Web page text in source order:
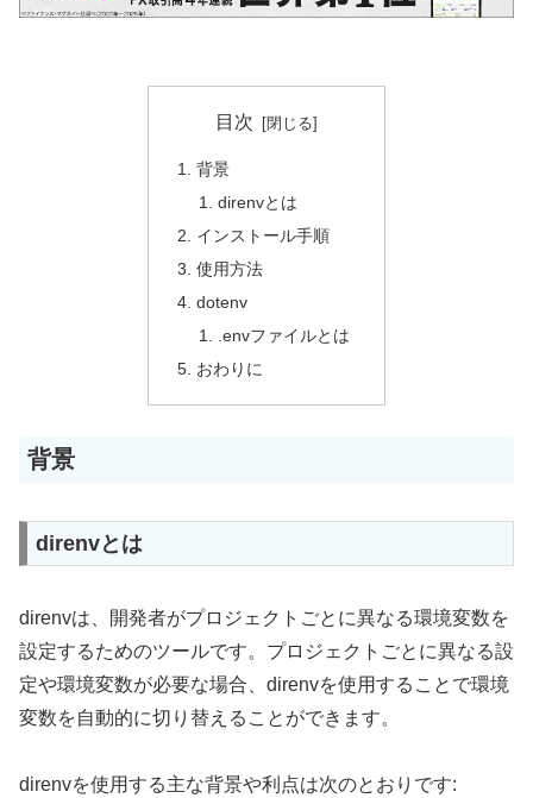
目次
背景
direnvとは
インストール手順
使用方法
dotenv
.envファイルとは
おわりに
背景
direnvとは
direnvは、開発者がプロジェクトごとに異なる環境変数を
設定するためのツールです。プロジェクトごとに異なる設
定や環境変数が必要な場合、direnvを使用することで環境
変数を自動的に切り替えることができます。
direnvを使用する主な背景や利点は次のとおりです: